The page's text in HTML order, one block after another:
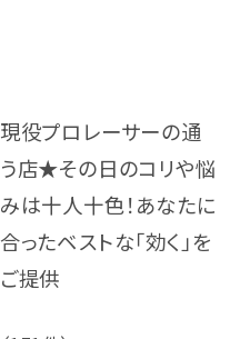
現役プロレーサーの通
う店★その日のコリや悩
みは十人十色！あなたに
合ったベストな「効く」を
ご提供